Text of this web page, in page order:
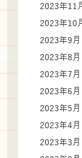
2023年11
2023年10
2023年9
2023年8
2023年7
2023年6
2023年5
2023年4
2023年3